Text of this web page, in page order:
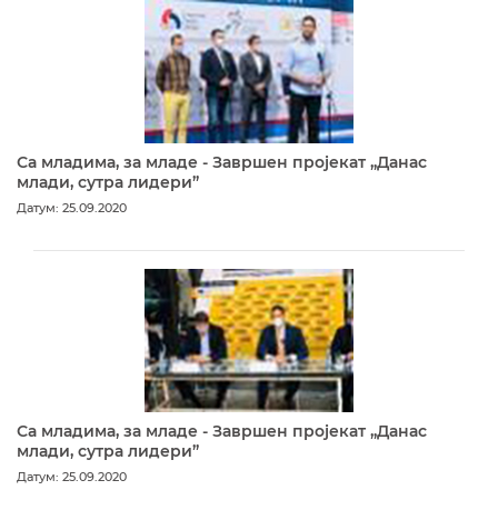
Са младима, за младе - Завршен пројекат „Данас
млади, сутра лидери”
Датум: 25.09.2020
Са младима, за младе - Завршен пројекат „Данас
млади, сутра лидери”
Датум: 25.09.2020